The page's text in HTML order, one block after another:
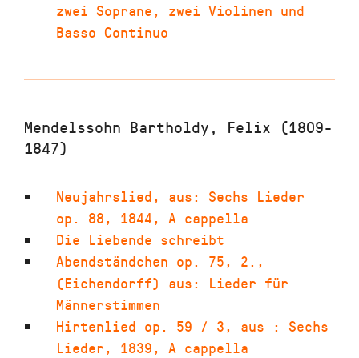
zwei Soprane, zwei Violinen und
Basso Continuo
Mendelssohn Bartholdy, Felix (1809-
1847)
Neujahrslied, aus: Sechs Lieder
op. 88, 1844, A cappella
Die Liebende schreibt
Abendständchen op. 75, 2. ,
(Eichendorff) aus: Lieder für
Männerstimmen
Hirtenlied op. 59 / 3, aus : Sechs
Lieder, 1839, A cappella